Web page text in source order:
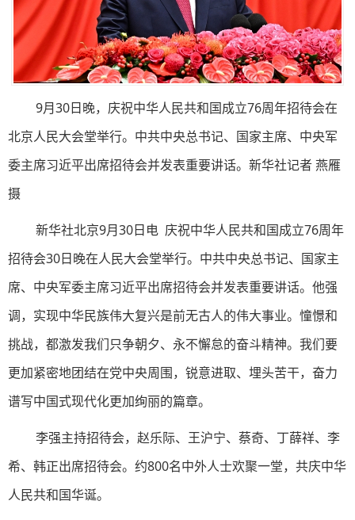
9月30日晚，庆祝中华人民共和国成立76周年招待会在
北京人民大会堂举行。中共中央总书记、国家主席、中央军
委主席习近平出席招待会并发表重要讲话。新华社记者 燕雁
摄
新华社北京9月30日电 庆祝中华人民共和国成立76周年
招待会30日晚在人民大会堂举行。中共中央总书记、国家主
席、中央军委主席习近平出席招待会并发表重要讲话。他强
调，实现中华民族伟大复兴是前无古人的伟大事业。憧憬和
挑战，都激发我们只争朝夕、永不懈怠的奋斗精神。我们要
更加紧密地团结在党中央周围，锐意进取、埋头苦干，奋力
谱写中国式现代化更加绚丽的篇章。
李强主持招待会，赵乐际、王沪宁、蔡奇、丁薛祥、李
希、韩正出席招待会。约800名中外人士欢聚一堂，共庆中华
人民共和国华诞。